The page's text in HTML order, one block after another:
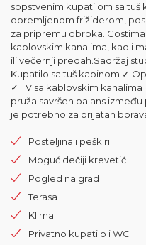
sopstvenim kupatilom sa
opremljenom frižiderom,
za pripremu obroka. Gostima
kablovskim kanalima, kao i
ili večernji predah.Sadržaj
Kupatilo sa tuš kabinom ✓
✓ TV sa kablovskim
pruža savršen balans
je potrebno za prijatan
Posteljina i peškiri
Moguć dečiji krevetić
Pogled na grad
Terasa
Klima
Privatno kupatilo i WC